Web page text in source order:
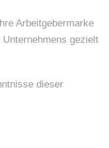
Arbeitgebermarke
gezielt
dieser